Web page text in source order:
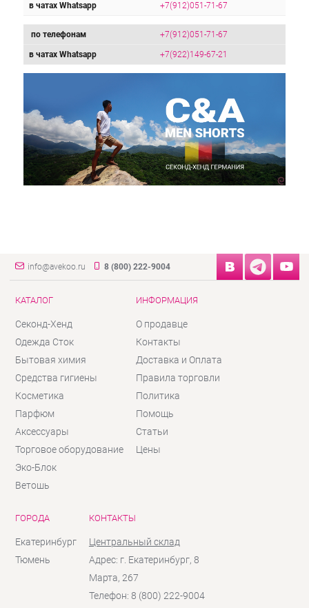
в чатах Whatsapp +7(912)051-71-67
по телефонам +7(912)051-71-67
в чатах Whatsapp +7(922)149-67-21
info@avekoo.ru 8 (800) 222-9004
КАТАЛОГ
Секонд-Хенд
Одежда Сток
Бытовая химия
Средства гигиены
Косметика
Парфюм
Аксессуары
Торговое оборудование
Эко-Блок
Ветошь
ИНФОРМАЦИЯ
О продавце
Контакты
Доставка и Оплата
Правила торговли
Политика
Помощь
Статьи
Цены
ГОРОДА
Екатеринбург
Тюмень
КОНТАКТЫ
Центральный склад
Адрес: г. Екатеринбург, 8
Марта, 267
Телефон: 8 (800) 222-9004